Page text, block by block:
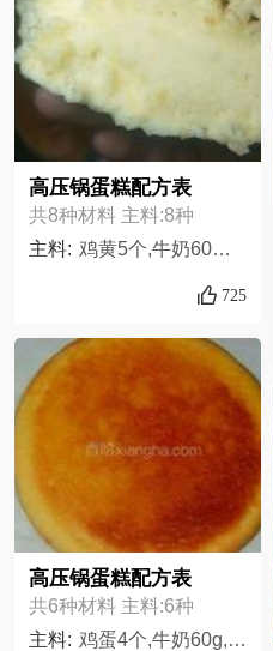
高压锅蛋糕配方表
共8种材料 主料:8种
主料: 鸡黄5个,牛奶60克,低筋面粉100克,盐1克,细砂糖放蛋黄中35克,玉米油40克,蛋白5个,细砂糖40克
725
高压锅蛋糕配方表
共6种材料 主料:6种
主料: 鸡蛋4个,牛奶60g,面粉100g,食用油40g,白糖60g,白糖30g